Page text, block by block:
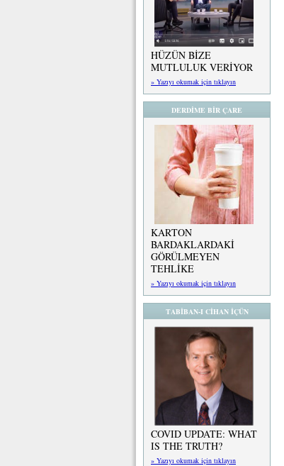
HÜZÜN BİZE
MUTLULUK VERİYOR
» Yazıyı okumak için tıklayın
DERDİME BİR ÇARE
KARTON
BARDAKLARDAKİ
GÖRÜLMEYEN
TEHLİKE
» Yazıyı okumak için tıklayın
TABİBAN-I CİHAN İÇÜN
COVID UPDATE: WHAT
IS THE TRUTH?
» Yazıyı okumak için tıklayın